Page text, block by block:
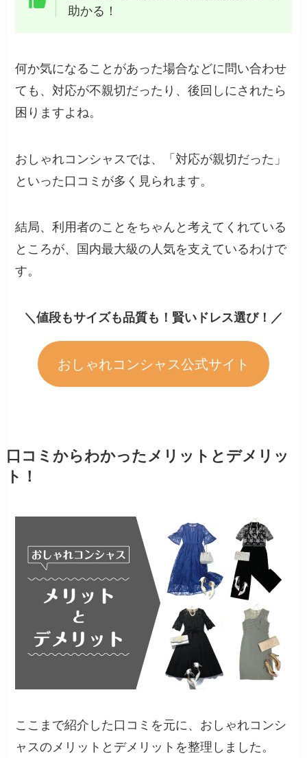
助かる！
何か気になることがあった場合などに問い合わせ
ても、対応が不親切だったり、後回しにされたら
困りますよね。
おしゃれコンシャスでは、「対応が親切だった」
といった口コミが多く見られます。
結局、利用者のことをちゃんと考えてくれている
ところが、国内最大級の人気を支えているわけで
す。
＼値段もサイズも品質も！賢いドレス選び！／
おしゃれコンシャス公式サイト
口コミからわかったメリットとデメリッ
ト！
ここまで紹介した口コミを元に、おしゃれコンシ
ャスのメリットとデメリットを整理しました。